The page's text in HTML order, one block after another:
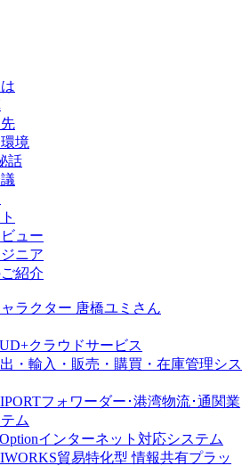
境
話
ュー
ニア
紹介
ラクター 唐橋ユミさん
クラウドサービス
・輸入・販売・購買・在庫管理シス
フォワーダー･港湾物流･通関業
ム
インターネット対応システム
貿易特化型 情報共有プラッ